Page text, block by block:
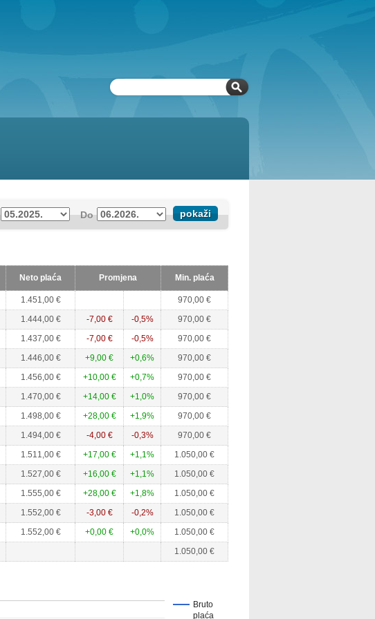
Do
Neto plaća Promjena Min. plaća
1.451,00 €
970,00 €
1.444,00 € -7,00 € -0,5%
970,00 €
1.437,00 € -7,00 € -0,5%
970,00 €
1.446,00 € +9,00 € +0,6%
970,00 €
1.456,00 € +10,00 € +0,7%
970,00 €
1.470,00 € +14,00 € +1,0%
970,00 €
1.498,00 € +28,00 € +1,9%
970,00 €
1.494,00 € -4,00 € -0,3%
970,00 €
1.511,00 € +17,00 € +1,1%
1.050,00 €
1.527,00 € +16,00 € +1,1%
1.050,00 €
1.555,00 € +28,00 € +1,8%
1.050,00 €
1.552,00 € -3,00 € -0,2%
1.050,00 €
1.552,00 € +0,00 € +0,0%
1.050,00 €
1.050,00 €
Bruto
plaća